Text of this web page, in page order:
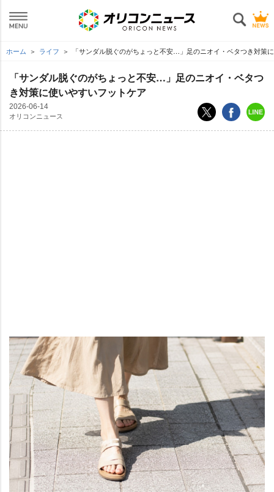
ホーム ライフ 「サンダル脱ぐのがちょっと不安…」足のニオイ・ベタつき対策
「サンダル脱ぐのがちょっと不安…」足のニオイ・ベタつ
き対策に使いやすいフットケア
2026-06-14
オリコンニュース